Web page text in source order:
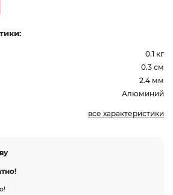
0.1 кг
0.3 см
2.4 мм
Алюминий
все характеристики